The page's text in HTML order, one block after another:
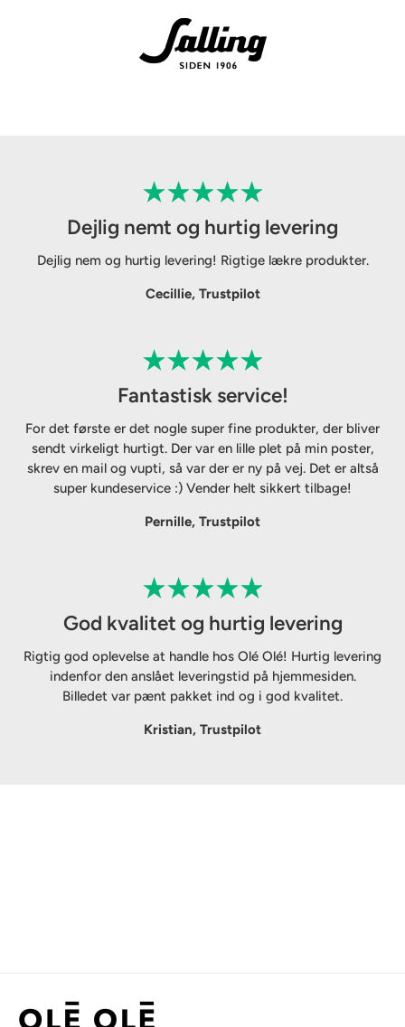
Dejlig nemt og hurtig levering
Dejlig nem og hurtig levering! Rigtige lækre produkter.
Cecillie, Trustpilot
Fantastisk service!
For det første er det nogle super fine produkter, der bliver
sendt virkeligt hurtigt. Der var en lille plet på min poster,
skrev en mail og vupti, så var der er ny på vej. Det er altså
super kundeservice :) Vender helt sikkert tilbage!
Pernille, Trustpilot
God kvalitet og hurtig levering
Rigtig god oplevelse at handle hos Olé Olé! Hurtig levering
indenfor den anslået leveringstid på hjemmesiden.
Billedet var pænt pakket ind og i god kvalitet.
Kristian, Trustpilot